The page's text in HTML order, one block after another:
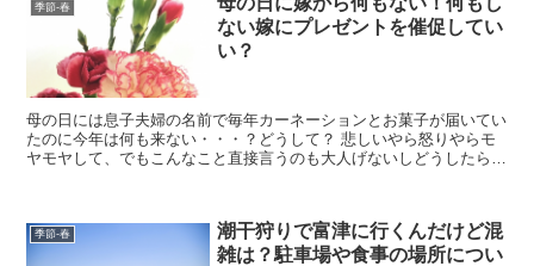
季節-春
ない嫁にプレゼントを催促してい
い？
母の日には息子夫婦の名前で毎年カーネーションとお菓子が届いてい
たのに今年は何も来ない・・・？どうして？ 悲しいやら怒りやらモ
ヤモヤして、でもこんなこと直接言うのも大人げないしどうしたらい
季節-春
潮干狩りで富津に行くんだけど混
雑は？駐車場や食事の場所につい